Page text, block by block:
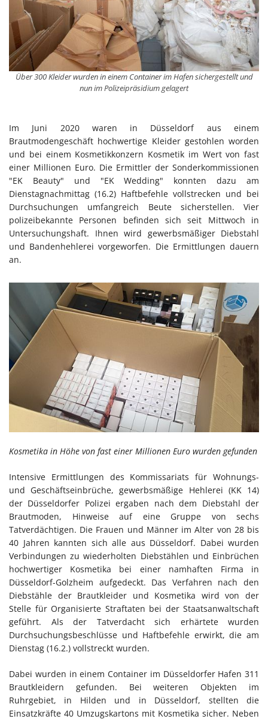
Über 300 Kleider wurden in einem Container im Hafen sichergestellt und
nun im Polizeipräsidium gelagert
Im Juni 2020 waren in Düsseldorf aus einem
Brautmodengeschäft hochwertige Kleider gestohlen worden
und bei einem Kosmetikkonzern Kosmetik im Wert von fast
einer Millionen Euro. Die Ermittler der Sonderkommissionen
"EK Beauty" und "EK Wedding" konnten dazu am
Dienstagnachmittag (16.2) Haftbefehle vollstrecken und bei
Durchsuchungen umfangreich Beute sicherstellen. Vier
polizeibekannte Personen befinden sich seit Mittwoch in
Untersuchungshaft. Ihnen wird gewerbsmäßiger Diebstahl
und Bandenhehlerei vorgeworfen. Die Ermittlungen dauern
an.
Kosmetika in Höhe von fast einer Millionen Euro wurden gefunden
Intensive Ermittlungen des Kommissariats für Wohnungs-
und Geschäftseinbrüche, gewerbsmäßige Hehlerei (KK 14)
der Düsseldorfer Polizei ergaben nach dem Diebstahl der
Brautmoden, Hinweise auf eine Gruppe von sechs
Tatverdächtigen. Die Frauen und Männer im Alter von 28 bis
40 Jahren kannten sich alle aus Düsseldorf. Dabei wurden
Verbindungen zu wiederholten Diebstählen und Einbrüchen
hochwertiger Kosmetika bei einer namhaften Firma in
Düsseldorf-Golzheim aufgedeckt. Das Verfahren nach den
Diebstähle der Brautkleider und Kosmetika wird von der
Stelle für Organisierte Straftaten bei der Staatsanwaltschaft
geführt. Als der Tatverdacht sich erhärtete wurden
Durchsuchungsbeschlüsse und Haftbefehle erwirkt, die am
Dienstag (16.2.) vollstreckt wurden.
Dabei wurden in einem Container im Düsseldorfer Hafen 311
Brautkleidern gefunden. Bei weiteren Objekten im
Ruhrgebiet, in Hilden und in Düsseldorf, stellten die
Einsatzkräfte 40 Umzugskartons mit Kosmetika sicher. Neben